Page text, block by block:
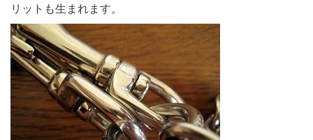
リットも生まれます。